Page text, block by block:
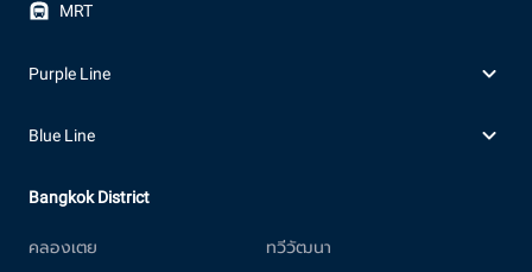
MRT
Purple Line
Blue Line
Bangkok District
คลองเตย
ทวีวัฒนา